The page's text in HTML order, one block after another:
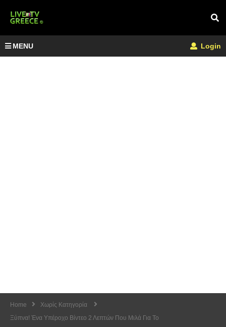
MENU Login
Home
Χωρίς Κατηγορία
Ξύπνα! Ένα Υπέροχο Βίντεο 2 Λεπτών Που Μιλά Για Το